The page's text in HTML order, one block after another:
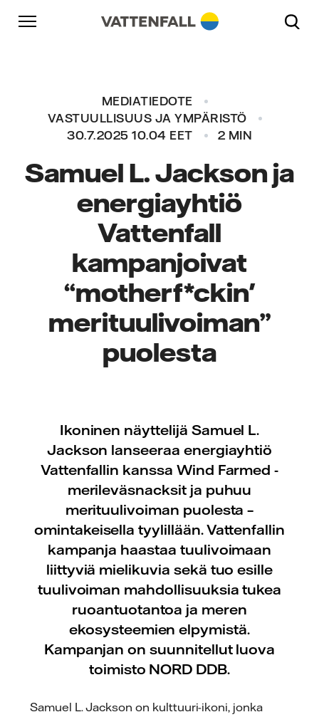
Skip to content
Päänavigaatioon
Siirry alatunnisteeseen
MEDIATIEDOTE
VASTUULLISUUS JA YMPÄRISTÖ
30.7.2025 10.04 EET
2 MIN
Samuel L. Jackson ja
energiayhtiö
Vattenfall
kampanjoivat
“motherf*ckin'
merituulivoiman”
puolesta
Ikoninen näyttelijä Samuel L.
Jackson lanseeraa energiayhtiö
Vattenfallin kanssa Wind Farmed -
merileväsnacksit ja puhuu
merituulivoiman puolesta –
omintakeisella tyylillään. Vattenfallin
kampanja haastaa tuulivoimaan
liittyviä mielikuvia sekä tuo esille
tuulivoiman mahdollisuuksia tukea
ruoantuotantoa ja meren
ekosysteemien elpymistä.
Kampanjan on suunnitellut luova
toimisto NORD DDB.
Samuel L. Jackson on kulttuuri-ikoni, jonka
Päänavigaatioon